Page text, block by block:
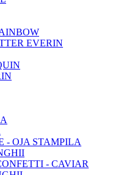
EVERIN
- OJA STAMPILA
- CAVIAR